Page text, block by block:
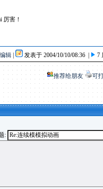
厉害！
辑| 发表于 2004/10/10/08:36 | 7
推荐给朋友 可
: